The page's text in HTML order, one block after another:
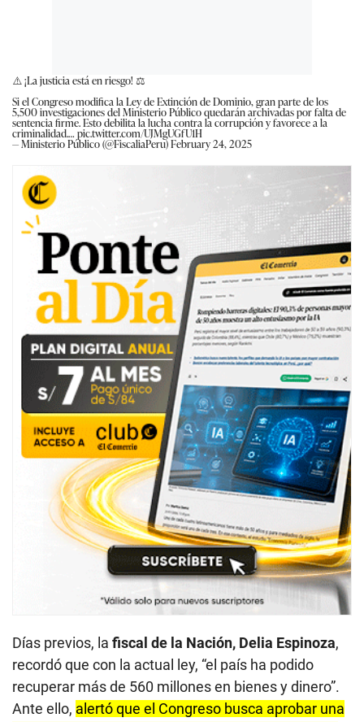
⚠️ ¡La justicia está en riesgo! ⚖️
Si el Congreso modifica la Ley de Extinción de Dominio, gran parte de los
5,500 investigaciones del Ministerio Público quedarán archivadas por falta de
sentencia firme. Esto debilita la lucha contra la corrupción y favorece a la
criminalidad.… pic.twitter.com/UJMgUGfU1H
— Ministerio Público (@FiscaliaPeru)February 24, 2025
Días previos, la fiscal de la Nación, Delia Espinoza,
recordó que con la actual ley, “el país ha podido
recuperar más de 560 millones en bienes y dinero”.
Ante ello, alertó que el Congreso busca aprobar una